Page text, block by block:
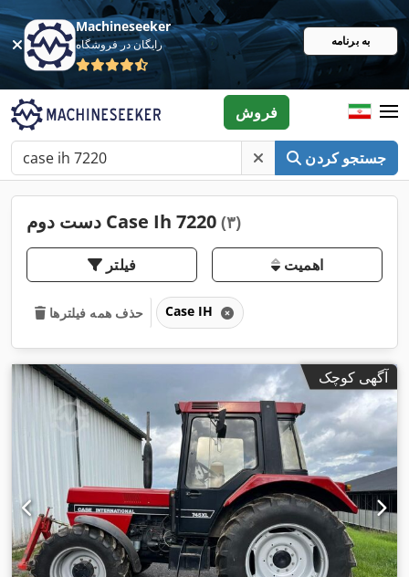
Machineseeker
رایگان در فروشگاه به برنامه
جستجو کردن
فروش
دست دوم Case Ih 7220 (۳)
فیلتر اهمیت
حذف همه فیلترها Case IH
آگهی کوچک